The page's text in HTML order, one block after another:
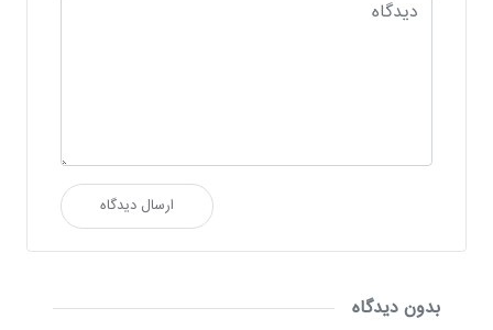
ارسال دیدگاه
بدون دیدگاه